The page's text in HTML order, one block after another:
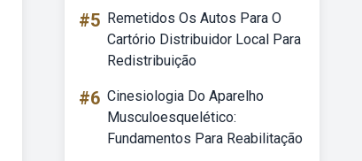
#5 Remetidos Os Autos Para O
Cartório Distribuidor Local Para
Redistribuição
#6 Cinesiologia Do Aparelho
Musculoesquelético:
Fundamentos Para Reabilitação